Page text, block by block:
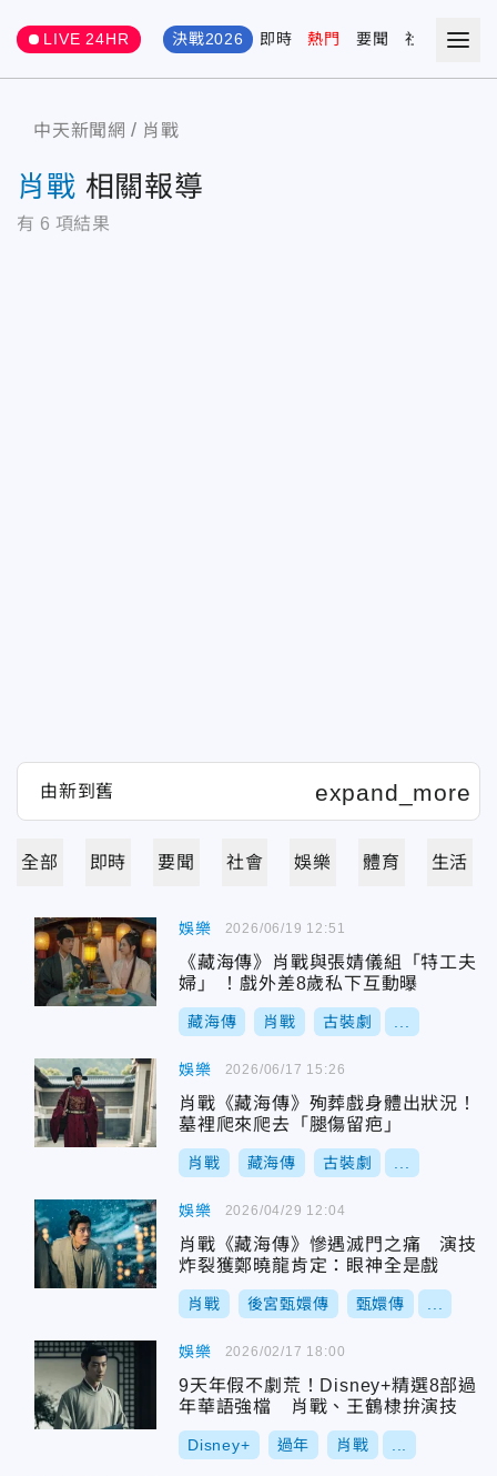
LIVE 24HR 決戰2026 即時 熱門 要聞 社會 娛樂
中天新聞網 肖戰
肖戰 相關報導
有 6 項結果
全部 即時 要聞 社會 娛樂 體育 生活
娛樂
《藏海傳》肖戰與張婧儀組「特工夫
婦」 ！戲外差8歲私下互動曝
藏海傳 肖戰 古裝劇
2026/06/19 12:51
娛樂
肖戰《藏海傳》殉葬戲身體出狀況！
墓裡爬來爬去「腿傷留疤」
肖戰 藏海傳 古裝劇
2026/06/17 15:26
娛樂
肖戰《藏海傳》慘遇滅門之痛 演技
炸裂獲鄭曉龍肯定：眼神全是戲
肖戰 後宮甄嬛傳 甄嬛傳
2026/04/29 12:04
娛樂
9天年假不劇荒！Disney+精選8部過
年華語強檔 肖戰、王鶴棣拚演技
Disney+ 過年 肖戰
2026/02/17 18:00